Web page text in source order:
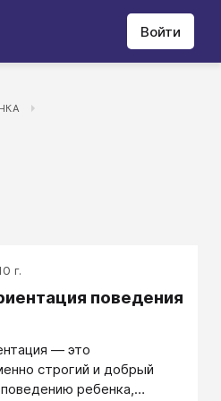
Войти
г.
поведения
— это
строгий и добрый
ребенка,